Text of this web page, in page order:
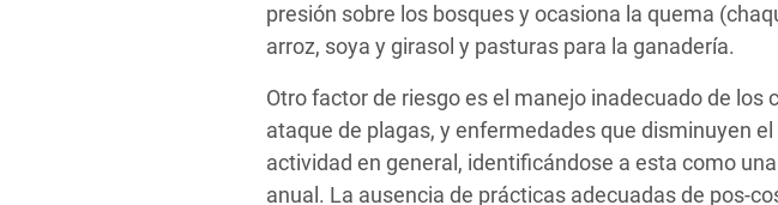
presión sobre los bosques y ocasiona la quema
arroz, soya y girasol y pasturas para la ganadería.
Otro factor de riesgo es el manejo inadecuado de
ataque de plagas, y enfermedades que disminuyen
actividad en general, identificándose a esta como
anual. La ausencia de prácticas adecuadas de pos-